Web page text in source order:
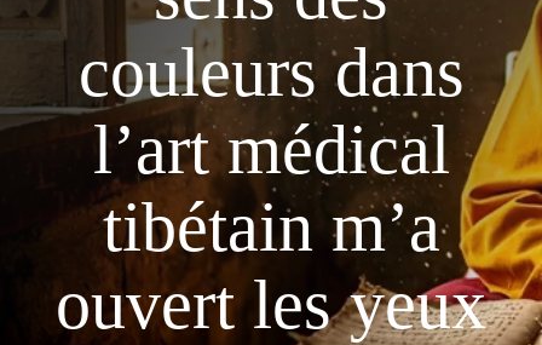
couleurs dans
l’art médical
tibétain m’a
ouvert les yeux